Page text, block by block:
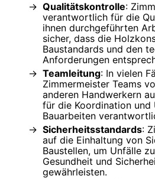
Qualitätskontrolle:
verantwortlich für die
ihnen durchgeführten
sicher, dass die
Baustandards und den
Anforderungen
Teamleitung: In vielen
Zimmermeister Teams
anderen Handwerkern
für die Koordination und
Bauarbeiten
Sicherheitsstandards:
auf die Einhaltung von
Baustellen, um Unfälle
Gesundheit und
gewährleisten.